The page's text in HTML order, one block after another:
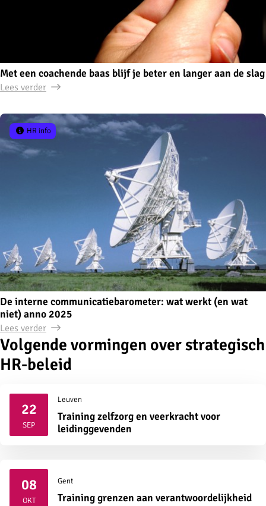
Met een coachende baas blijf je beter en langer aan de slag
Lees verder
De interne communicatiebarometer: wat werkt (en wat
niet) anno 2025
HR info
Lees verder
Volgende vormingen over strategisch
HR-beleid
22
SEP2026
Leuven
Training zelfzorg en veerkracht voor
leidinggevenden
08
OKT2026
Gent
Training grenzen aan verantwoordelijkheid